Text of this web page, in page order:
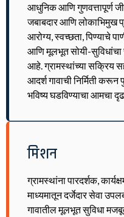
आधुनिक आणि गुणवत्तापूर्ण
जबाबदार आणि लोकाभिमुख
आरोग्य, स्वच्छता, पिण्याचे
आणि मूलभूत सोयी-
आहे. ग्रामस्थांच्या सक्रिय
आदर्श गावाची निर्मिती
भविष्य घडविण्याचा आमचा
मिशन
ग्रामस्थांना पारदर्शक,
माध्यमातून दर्जेदार सेवा
गावातील मूलभूत सुविधा